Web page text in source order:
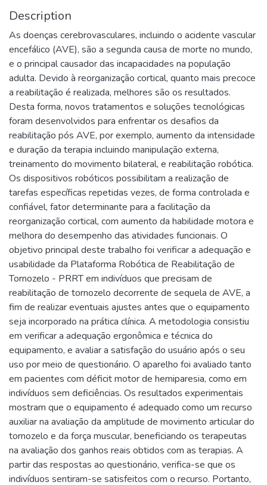
Description
As doenças cerebrovasculares, incluindo o acidente vascular
encefálico (AVE), são a segunda causa de morte no mundo,
e o principal causador das incapacidades na população
adulta. Devido à reorganização cortical, quanto mais precoce
a reabilitação é realizada, melhores são os resultados.
Desta forma, novos tratamentos e soluções tecnológicas
foram desenvolvidos para enfrentar os desafios da
reabilitação pós AVE, por exemplo, aumento da intensidade
e duração da terapia incluindo manipulação externa,
treinamento do movimento bilateral, e reabilitação robótica.
Os dispositivos robóticos possibilitam a realização de
tarefas específicas repetidas vezes, de forma controlada e
confiável, fator determinante para a facilitação da
reorganização cortical, com aumento da habilidade motora e
melhora do desempenho das atividades funcionais. O
objetivo principal deste trabalho foi verificar a adequação e
usabilidade da Plataforma Robótica de Reabilitação de
Tornozelo - PRRT em indivíduos que precisam de
reabilitação de tornozelo decorrente de sequela de AVE, a
fim de realizar eventuais ajustes antes que o equipamento
seja incorporado na prática clínica. A metodologia consistiu
em verificar a adequação ergonômica e técnica do
equipamento, e avaliar a satisfação do usuário após o seu
uso por meio de questionário. O aparelho foi avaliado tanto
em pacientes com déficit motor de hemiparesia, como em
indivíduos sem deficiências. Os resultados experimentais
mostram que o equipamento é adequado como um recurso
auxiliar na avaliação da amplitude de movimento articular do
tornozelo e da força muscular, beneficiando os terapeutas
na avaliação dos ganhos reais obtidos com as terapias. A
partir das respostas ao questionário, verifica-se que os
indivíduos sentiram-se satisfeitos com o recurso. Portanto,